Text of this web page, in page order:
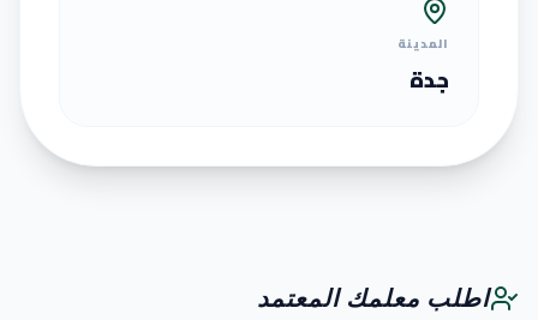
المدينة
جدة
اطلب معلمك المعتمد